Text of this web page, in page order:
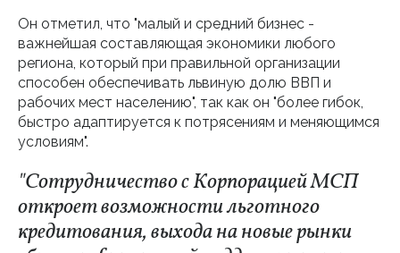
Он отметил, что "малый и средний бизнес -
важнейшая составляющая экономики любого
региона, который при правильной организации
способен обеспечивать львиную долю ВВП и
рабочих мест населению", так как он "более гибок,
быстро адаптируется к потрясениям и меняющимся
условиям".
"Сотрудничество с Корпорацией МСП
откроет возможности льготного
кредитования, выхода на новые рынки